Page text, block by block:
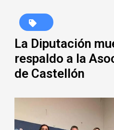
La Diputación
respaldo a la
de Castellón